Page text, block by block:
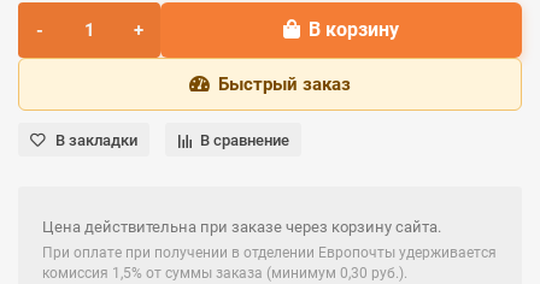
В корзину
Быстрый заказ
В закладки В сравнение
Цена действительна при заказе через корзину сайта.
При оплате при получении в отделении Европочты удерживается
комиссия 1,5% от суммы заказа (минимум 0,30 руб.).